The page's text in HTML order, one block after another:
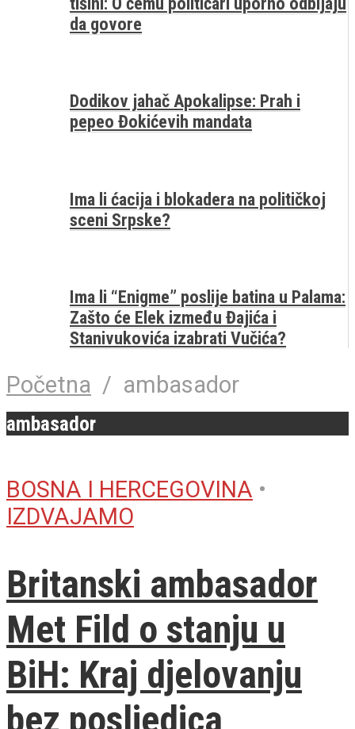
da govore
Dodikov jahač Apokalipse: Prah i
pepeo Đokićevih mandata
Ima li ćacija i blokadera na političkoj
sceni Srpske?
Ima li “Enigme” poslije batina u Palama:
Zašto će Elek između Đajića i
Stanivukovića izabrati Vučića?
Početna / ambasador
ambasador
BOSNA I HERCEGOVINA •
IZDVAJAMO
Britanski ambasador
Met Fild o stanju u
BiH: Kraj djelovanju
bez posljedica